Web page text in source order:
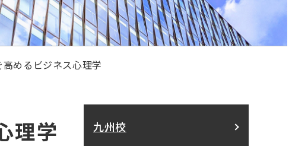
めるビジネス心理学
理学 九州校